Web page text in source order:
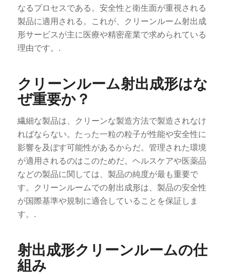
なるプロセスである。安全性と衛生面が重視される
製品に適用される。これが、クリーンルーム射出成
形サービスが主に医療や精密産業で求められている
理由です。.
クリーンルーム射出成形はな
ぜ重要か？
繊細な製品は、クリーンな製造方法で製造されなけ
ればならない。たった一粒の粒子が性能や安全性に
影響を及ぼす可能性があるからだ。管理された環境
が適用されるのはこのためだ。ヘルスケアや医薬品
などの製品に関しては、製品の純度が最も重要で
す。クリーンルームでの射出成形は、製品の安全性
が国際基準や規制に適合していることを保証しま
す。.
射出成形クリーンルームの仕
組み